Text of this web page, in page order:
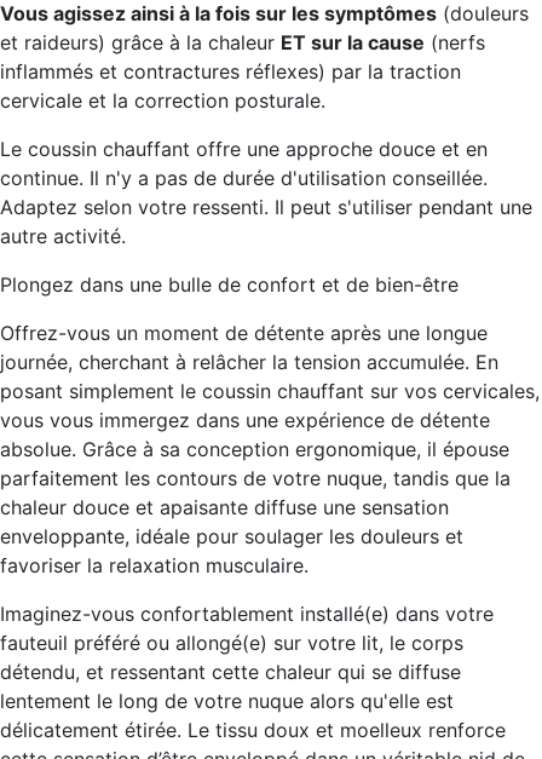
Vous agissez ainsi à la fois sur les symptômes (douleurs
et raideurs) grâce à la chaleur ET sur la cause (nerfs
inflammés et contractures réflexes) par la traction
cervicale et la correction posturale.
Le coussin chauffant offre une approche douce et en
continue. Il n'y a pas de durée d'utilisation conseillée.
Adaptez selon votre ressenti. Il peut s'utiliser pendant une
autre activité.
Plongez dans une bulle de confort et de bien-être
Offrez-vous un moment de détente après une longue
journée, cherchant à relâcher la tension accumulée. En
posant simplement le coussin chauffant sur vos cervicales,
vous vous immergez dans une expérience de détente
absolue. Grâce à sa conception ergonomique, il épouse
parfaitement les contours de votre nuque, tandis que la
chaleur douce et apaisante diffuse une sensation
enveloppante, idéale pour soulager les douleurs et
favoriser la relaxation musculaire.
Imaginez-vous confortablement installé(e) dans votre
fauteuil préféré ou allongé(e) sur votre lit, le corps
détendu, et ressentant cette chaleur qui se diffuse
lentement le long de votre nuque alors qu'elle est
délicatement étirée. Le tissu doux et moelleux renforce